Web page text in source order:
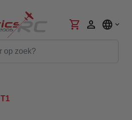
shopping_cart person language